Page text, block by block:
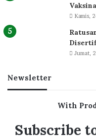
Kamis,
Jumat,
Newsletter
With
Subscribe